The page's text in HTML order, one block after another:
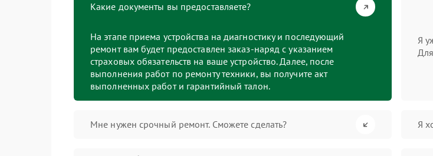
Какие документы вы предоставляете?
На этапе приема устройства на диагностику и последующий
ремонт вам будет предоставлен заказ-наряд с указанием
страховых обязательств на ваше устройство. Далее, после
выполнения работ по ремонту техники, вы получите акт
выполненных работ и гарантийный талон.
Я
Мне нужен срочный ремонт. Сможете сделать? Я